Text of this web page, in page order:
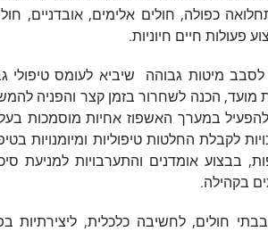
כפולה, חולים אלימים, אובדניים,
חיים חיוניות.
מיטות גבוהה שיביא לעומס טיפולי
מועד, הכנה לשחרור בזמן קצר והפניה
להפעיל במערך האשפוז אחיות מוסמכות
לקבלת החלטות טיפוליות ומיומנויות
בבצוע אומדנים והתערבויות למניעת
בקהילה.
חולים, לחשיבה כלכלית, ליצירתיות